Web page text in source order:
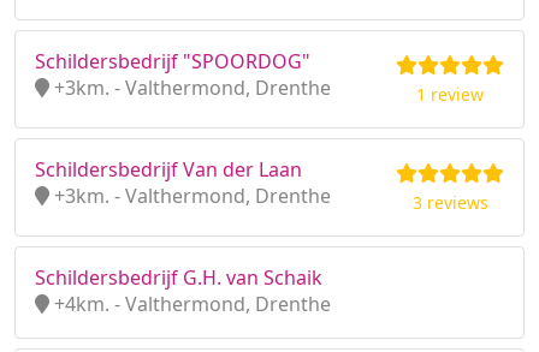
Schildersbedrijf "SPOORDOG"
+3km. - Valthermond, Drenthe
1 review
Schildersbedrijf Van der Laan
+3km. - Valthermond, Drenthe
3 reviews
Schildersbedrijf G.H. van Schaik
+4km. - Valthermond, Drenthe